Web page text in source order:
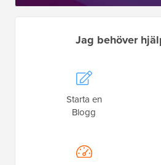
Jag behöver
Starta en
Blogg